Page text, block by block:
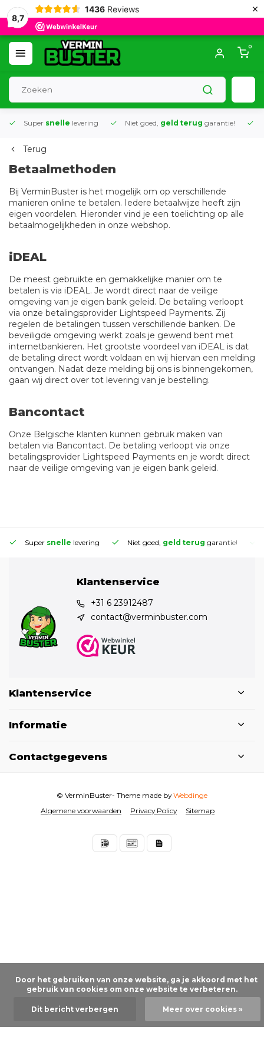
8,7
1436 Reviews ×
0
Super snelle levering Niet goed, geld terug garantie!
Terug
Betaalmethoden
Bij VerminBuster is het mogelijk om op verschillende
manieren online te betalen. Iedere betaalwijze heeft zijn
eigen voordelen. Hieronder vind je een toelichting op alle
betaalmogelijkheden in onze webshop.
iDEAL
De meest gebruikte en gemakkelijke manier om te
betalen is via iDEAL. Je wordt direct naar de veilige
omgeving van je eigen bank geleid. De betaling verloopt
via onze betalingsprovider Lightspeed Payments. Zij
regelen de betalingen tussen verschillende banken. De
beveiligde omgeving werkt zoals je gewend bent met
internetbankieren. Het grootste voordeel van iDEAL is dat
de betaling direct wordt voldaan en wij hiervan een melding
ontvangen. Nadat deze melding bij ons is binnengekomen,
gaan wij direct over tot levering van je bestelling.
Bancontact
Onze Belgische klanten kunnen gebruik maken van
betalen via Bancontact. De betaling verloopt via onze
betalingsprovider Lightspeed Payments en je wordt direct
naar de veilige omgeving van je eigen bank geleid.
Super snelle levering Niet goed, geld terug garantie!
Klantenservice
+31 6 23912487
contact@verminbuster.com
Klantenservice
Informatie
Contactgegevens
Algemene voorwaarden Privacy Policy Sitemap
© VerminBuster- Theme made byWebdinge
gebruik van cookies om onze website te verbeteren.
Dit bericht verbergen Meer over cookies »